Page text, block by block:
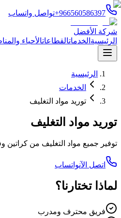
+966560586397تواصل واتساب
شركة الأفضل
الرئيسية الخدماتالقطاعاتالأحياء
الرئيسية
الخدمات
توريد مواد التغليف
توريد مواد التغليف
توفير جميع مواد التغليف من كراتين
اتصل الآنواتساب
لماذا تختارنا؟
فريق محترف ومدرب